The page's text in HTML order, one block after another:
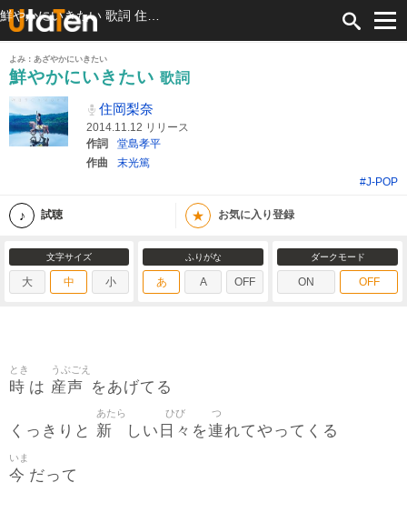
よみ：あざやかにいきたい
鮮やかにいきたい 歌詞
住岡梨奈
2014.11.12 リリース
作詞
堂島孝平
作曲
末光篤
#J-POP
試聴 ★ お気に入り登録
文字サイズ
大 中 小
ふりがな
あ A OFF
ダークモード
ON OFF
時
とき
は 産声
うぶごえ
をあげてる
くっきりと 新
あたら
しい 日々
ひび
を連
つ
れてやってくる
今
いま
だって